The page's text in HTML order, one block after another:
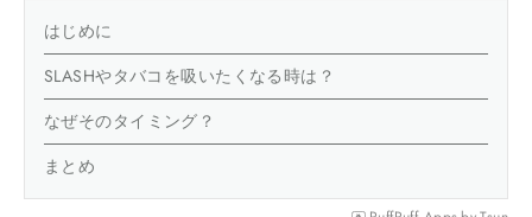
はじめに
SLASHやタバコを吸いたくなる時は？
なぜそのタイミング？
まとめ